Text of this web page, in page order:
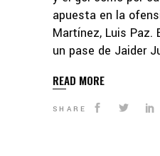
apuesta en la
Martínez, Luis Paz.
un pase de Jaider
READ MORE
SHARE